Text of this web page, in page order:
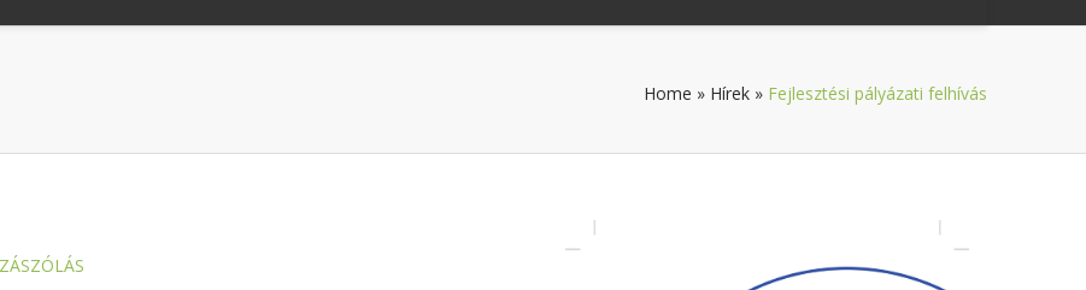
Home » Hírek » Fejlesztési pályázati felhívás